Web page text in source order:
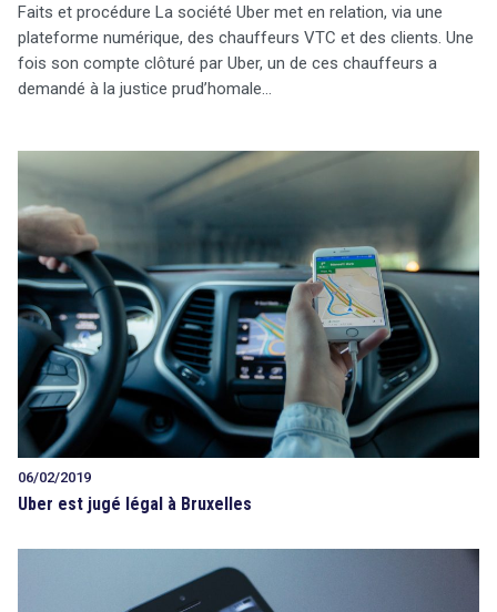
06/02/2019
Uber est jugé légal à Bruxelles
Faits et procédure La société Uber met en relation, via une
plateforme numérique, des chauffeurs VTC et des clients. Une
fois son compte clôturé par Uber, un de ces chauffeurs a
demandé à la justice prud’homale…